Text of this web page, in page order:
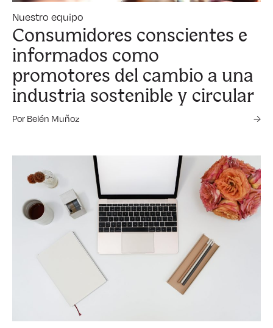
Nuestro equipo
Consumidores conscientes e
informados como
promotores del cambio a una
industria sostenible y circular
Por Belén Muñoz →